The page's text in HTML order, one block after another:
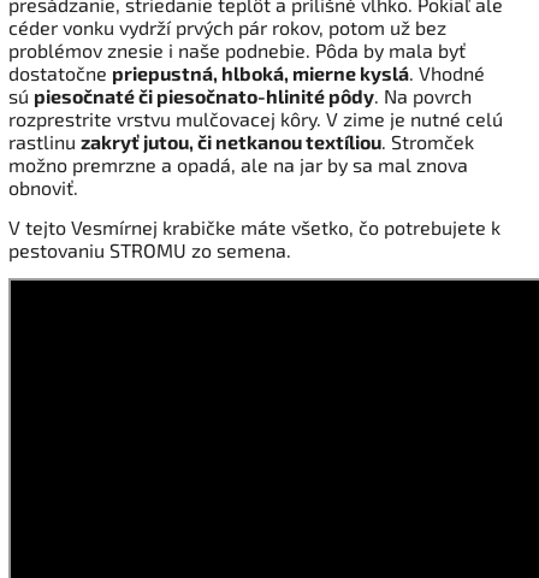
céder vonku vydrží prvých pár rokov, potom už bez
problémov znesie i naše podnebie. Pôda by mala byť
dostatočne priepustná, hlboká, mierne kyslá. Vhodné
sú piesočnaté či piesočnato-hlinité pôdy. Na povrch
rozprestrite vrstvu mulčovacej kôry. V zime je nutné celú
rastlinu zakryť jutou, či netkanou textíliou. Stromček
možno premrzne a opadá, ale na jar by sa mal znova
obnoviť.
V tejto Vesmírnej krabičke máte všetko, čo potrebujete k
pestovaniu STROMU zo semena.